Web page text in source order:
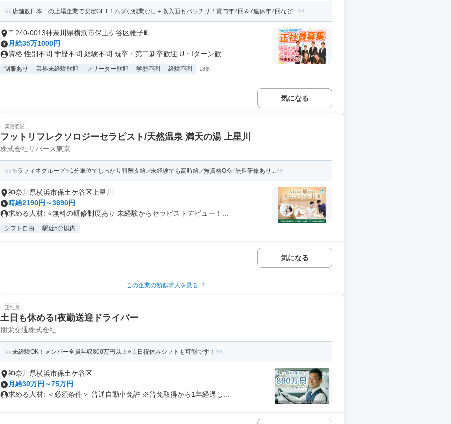
店舗数日本一の上場企業で安定GET！ムダな残業なし＋収入面もバッチリ！賞与年2回＆7連休年2回など...
〒240-0013神奈川県横浜市保土ケ谷区帷子町
月給35万1000円
資格 性別不問 学歴不問 経験不問 既卒・第二新卒歓迎 U・Iターン歓...
制服あり 業界未経験歓迎 フリーター歓迎 学歴不問 経験不問 +18個
気になる
業務委託
フットリフレクソロジーセラピスト/天然温泉 満天の湯 上星川
株式会社リバース東京
✨️ラフィネグループ✨1分単位でしっかり報酬支給️✅未経験でも高時給✅️無資格OK✅️無料研修あり...
神奈川県横浜市保土ケ谷区上星川
時給2190円～3690円
求める人材: ⭐️無料の研修制度あり 未経験からセラピストデビュー！...
シフト自由 駅近5分以内
気になる
この企業の類似求人を見る
正社員
土日も休める!夜勤送迎ドライバー
朋栄交通株式会社
未経験OK！メンバー全員年収800万円以上⭐️土日祝休みシフトも可能です！
神奈川県横浜市保土ケ谷区
月給30万円～75万円
求める人材: ＜必須条件＞ 普通自動車免許 ※普免取得から1年経過し...